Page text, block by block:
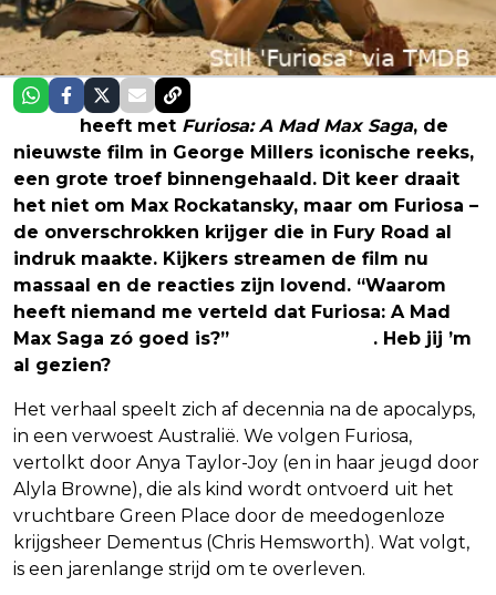
heeft met Furiosa: A Mad Max Saga, de
nieuwste film in George Millers iconische reeks,
een grote troef binnengehaald. Dit keer draait
het niet om Max Rockatansky, maar om Furiosa –
de onverschrokken krijger die in Fury Road al
indruk maakte. Kijkers streamen de film nu
massaal en de reacties zijn lovend. “Waarom
heeft niemand me verteld dat Furiosa: A Mad
Max Saga zó goed is?”
. Heb jij ’m
al gezien?
Het verhaal speelt zich af decennia na de apocalyps,
in een verwoest Australië. We volgen Furiosa,
vertolkt door Anya Taylor-Joy (en in haar jeugd door
Alyla Browne), die als kind wordt ontvoerd uit het
vruchtbare Green Place door de meedogenloze
krijgsheer Dementus (Chris Hemsworth). Wat volgt,
is een jarenlange strijd om te overleven.